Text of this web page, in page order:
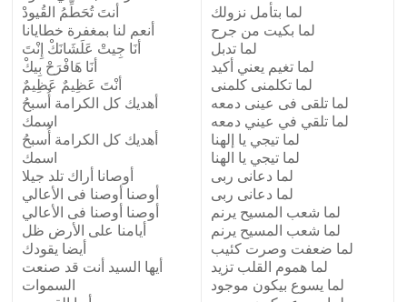
أنتَ تُحَطِّمُ القُيودْ
أنعم لنا بمغفرة خطايانا
أنَا جِيتْ عَلَشَانَكْ إِنْتَ
أنَا هَافْرَحْ بِيكْ
أنْتَ عَظِيمٌ عَظِيمٌ
أهديك كل الكرامة أُسبحُ
اسمك
أهديك كل الكرامة أُسبحُ
اسمك
أوصانا أراك تلد جيلا
أوصنا أوصنا فى الأعالي
أوصنا أوصنا فى الأعالي
أيامنا على الأرض ظل
أيضا يقودك
أيها السيد أنت قد صنعت
السموات
لما بتأمل نزولك
لما بكيت من جرح
لما تدبل
لما تغيم يعني أكيد
لما تكلمنى كلمنى
لما تلقى فى عينى دمعه
لما تلقي في عيني دمعه
لما تيجي يا إلهنا
لما تيجي يا الهنا
لما دعانى ربى
لما دعانى ربى
لما شعب المسيح يرنم
لما شعب المسيح يرنم
لما ضعفت وصرت كئيب
لما هموم القلب تزيد
لما يسوع بيكون موجود